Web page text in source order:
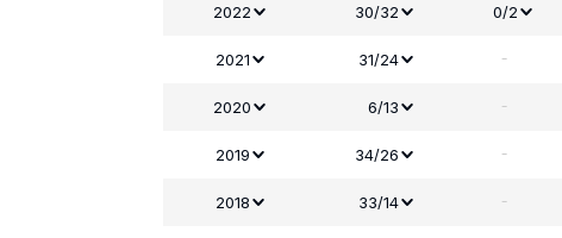
2022 30/32 0/2
2021 31/24 -
2020 6/13 -
2019 34/26 -
2018 33/14 -